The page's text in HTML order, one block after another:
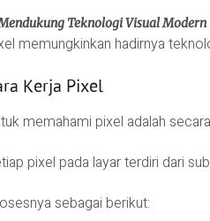
Teknologi Visual Modern
memungkinkan hadirnya
Kerja Pixel
memahami pixel adalah
pixel pada layar terdiri dari
sebagai berikut: